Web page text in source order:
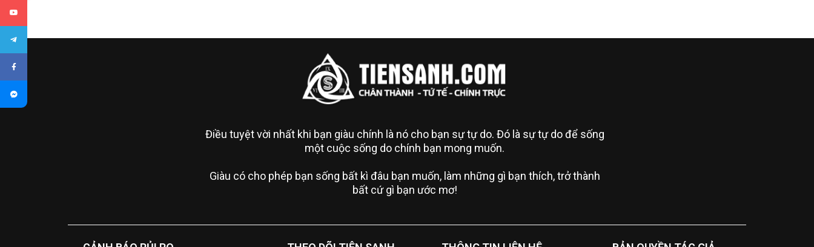
Điều tuyệt vời nhất khi bạn giàu chính là nó cho bạn sự tự do. Đó là sự tự do để sống
một cuộc sống do chính bạn mong muốn.
Giàu có cho phép bạn sống bất kì đâu bạn muốn, làm những gì bạn thích, trở thành
bất cứ gì bạn ước mơ!